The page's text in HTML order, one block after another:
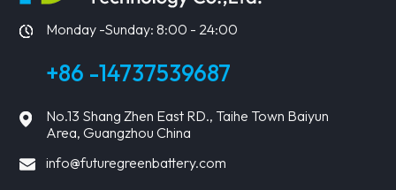
Monday -Sunday: 8:00 - 24:00
+86 -14737539687
No.13 Shang Zhen East RD., Taihe Town Baiyun
Area, Guangzhou China
info@futuregreenbattery.com